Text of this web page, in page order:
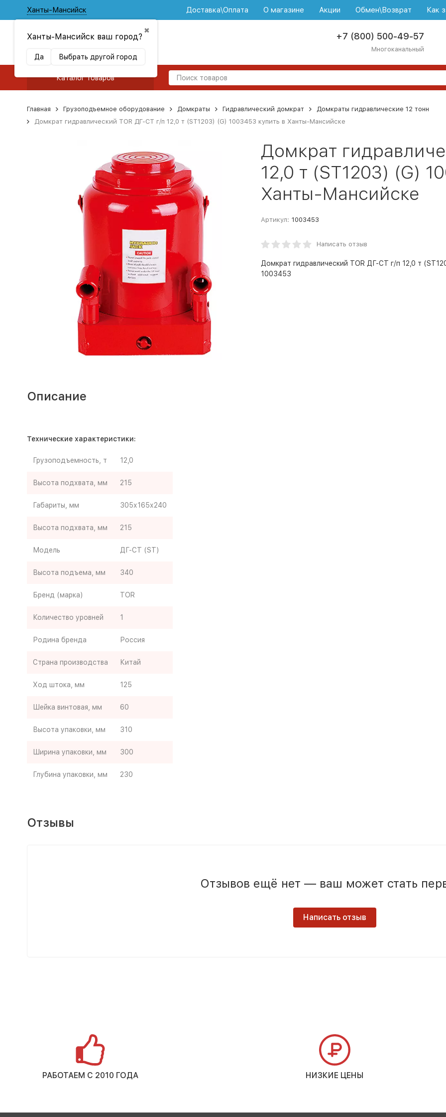
Ханты-Мансийск
✖
Ханты-Мансийск ваш город?
Да Выбрать другой город
Доставка\Оплата О магазине Акции Обмен\Возврат Как
+7 (800) 500-49-57
Многоканальный
Каталог товаров
Главная Грузоподъемное оборудование Домкраты Гидравлический домкрат
Домкраты гидравлические 12 тонн
Домкрат гидравлический TOR ДГ-CT г/п 12,0 т (ST1203) (G) 1003453 купить в Ханты-Мансийске
Домкрат
12,0 т (ST1203) (G)
Ханты-Мансийске
Артикул: 1003453
Написать отзыв
Домкрат гидравлический TOR ДГ-CT г/п 12,0 т
1003453
Описание
Технические характеристики:
Грузоподъемность, т 12,0
Высота подхвата, мм 215
Габариты, мм 305х165х240
Высота подхвата, мм 215
Модель ДГ-СТ (ST)
Высота подъема, мм 340
Бренд (марка) TOR
Количество уровней 1
Родина бренда Россия
Страна производства Китай
Ход штока, мм 125
Шейка винтовая, мм 60
Высота упаковки, мм 310
Ширина упаковки, мм 300
Глубина упаковки, мм 230
Отзывы
Отзывов ещё нет — ваш может стать
Написать отзыв
РАБОТАЕМ С 2010 ГОДА НИЗКИЕ ЦЕНЫ